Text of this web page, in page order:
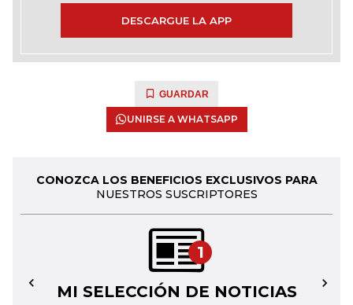
DESCARGUE LA APP
GUARDAR
UNIRSE A WHATSAPP
CONOZCA LOS BENEFICIOS EXCLUSIVOS PARA
NUESTROS SUSCRIPTORES
1
MI SELECCIÓN DE NOTICIAS
← →